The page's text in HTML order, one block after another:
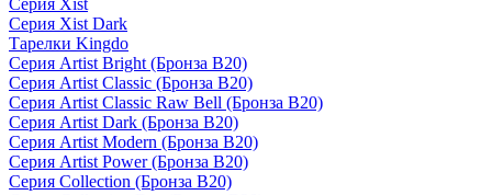
Серия Xist
Серия Xist Dark
Тарелки Kingdo
Серия Artist Bright (Бронза B20)
Серия Artist Classic (Бронза B20)
Серия Artist Classic Raw Bell (Бронза B20)
Серия Artist Dark (Бронза B20)
Серия Artist Modern (Бронза B20)
Серия Artist Power (Бронза B20)
Серия Collection (Бронза B20)